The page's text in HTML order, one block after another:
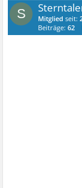
S Mitglied seit:
Beiträge:62